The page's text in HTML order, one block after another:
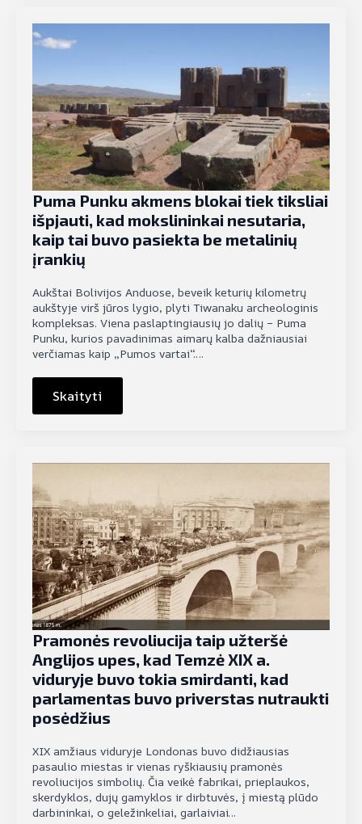
Puma Punku akmens blokai tiek tiksliai
išpjauti, kad mokslininkai nesutaria,
kaip tai buvo pasiekta be metalinių
įrankių
Aukštai Bolivijos Anduose, beveik keturių kilometrų
aukštyje virš jūros lygio, plyti Tiwanaku archeologinis
kompleksas. Viena paslaptingiausių jo dalių – Puma
Punku, kurios pavadinimas aimarų kalba dažniausiai
verčiamas kaip „Pumos vartai“.…
Skaityti
Pramonės revoliucija taip užteršė
Anglijos upes, kad Temzė XIX a.
viduryje buvo tokia smirdanti, kad
parlamentas buvo priverstas nutraukti
posėdžius
XIX amžiaus viduryje Londonas buvo didžiausias
pasaulio miestas ir vienas ryškiausių pramonės
revoliucijos simbolių. Čia veikė fabrikai, prieplaukos,
skerdyklos, dujų gamyklos ir dirbtuvės, į miestą plūdo
darbininkai, o geležinkeliai, garlaiviai…